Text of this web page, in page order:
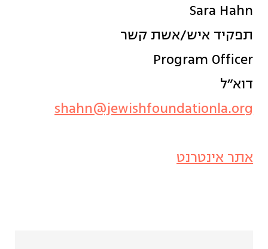
Sara Hahn
תפקיד איש/אשת קשר
Program Officer
דוא״ל
shahn@jewishfoundationla.org
אתר אינטרנט